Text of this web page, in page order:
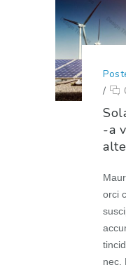
/
-a
orci
nec.